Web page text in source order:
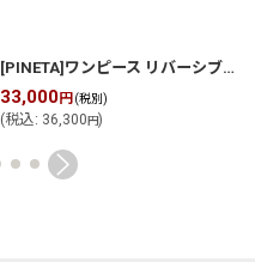
[P2611J306] [PINETA]ワンピース リバーシブル対応ワンピース
33,000円 (税別)
(税込: 36,300円)